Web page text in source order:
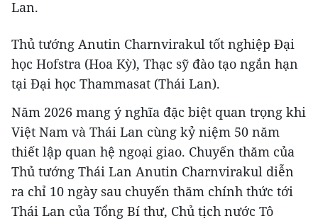
Lan.
Thủ tướng Anutin Charnvirakul tốt nghiệp Đại
học Hofstra (Hoa Kỳ), Thạc sỹ đào tạo ngắn hạn
tại Đại học Thammasat (Thái Lan).
Năm 2026 mang ý nghĩa đặc biệt quan trọng khi
Việt Nam và Thái Lan cùng kỷ niệm 50 năm
thiết lập quan hệ ngoại giao. Chuyến thăm của
Thủ tướng Thái Lan Anutin Charnvirakul diễn
ra chỉ 10 ngày sau chuyến thăm chính thức tới
Thái Lan của Tổng Bí thư, Chủ tịch nước Tô